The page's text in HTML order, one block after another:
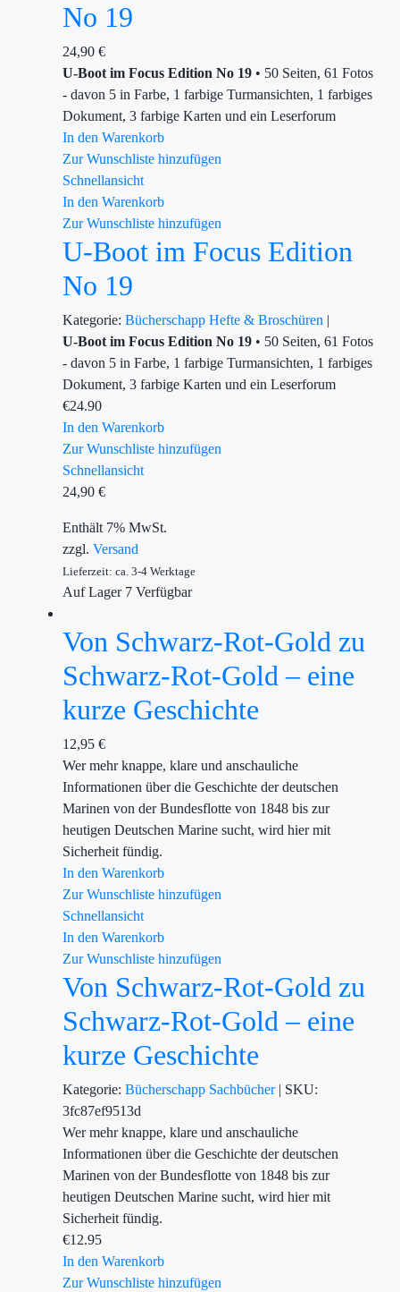
No 19
24,90 €
U-Boot im Focus Edition No 19 • 50 Seiten, 61 Fotos
- davon 5 in Farbe, 1 farbige Turmansichten, 1 farbiges
Dokument, 3 farbige Karten und ein Leserforum
In den Warenkorb
Zur Wunschliste hinzufügen
Schnellansicht
In den Warenkorb
Zur Wunschliste hinzufügen
U-Boot im Focus Edition
No 19
Kategorie: Bücherschapp Hefte & Broschüren |
U-Boot im Focus Edition No 19 • 50 Seiten, 61 Fotos
- davon 5 in Farbe, 1 farbige Turmansichten, 1 farbiges
Dokument, 3 farbige Karten und ein Leserforum
€24.90
In den Warenkorb
Zur Wunschliste hinzufügen
Schnellansicht
24,90 €
Enthält 7% MwSt.
zzgl. Versand
Lieferzeit: ca. 3-4 Werktage
Auf Lager7 Verfügbar
Von Schwarz-Rot-Gold zu
Schwarz-Rot-Gold – eine
kurze Geschichte
12,95 €
Wer mehr knappe, klare und anschauliche
Informationen über die Geschichte der deutschen
Marinen von der Bundesflotte von 1848 bis zur
heutigen Deutschen Marine sucht, wird hier mit
Sicherheit fündig.
In den Warenkorb
Zur Wunschliste hinzufügen
Schnellansicht
In den Warenkorb
Zur Wunschliste hinzufügen
Von Schwarz-Rot-Gold zu
Schwarz-Rot-Gold – eine
kurze Geschichte
Kategorie: Bücherschapp Sachbücher | SKU:
3fc87ef9513d
Wer mehr knappe, klare und anschauliche
Informationen über die Geschichte der deutschen
Marinen von der Bundesflotte von 1848 bis zur
heutigen Deutschen Marine sucht, wird hier mit
Sicherheit fündig.
€12.95
In den Warenkorb
Zur Wunschliste hinzufügen